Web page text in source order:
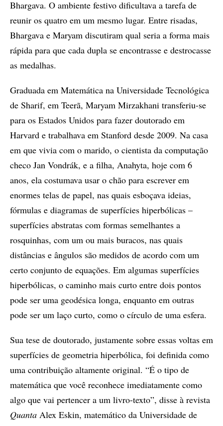
Bhargava. O ambiente festivo dificultava a tarefa de
reunir os quatro em um mesmo lugar. Entre risadas,
Bhargava e Maryam discutiram qual seria a forma mais
rápida para que cada dupla se encontrasse e destrocasse
as medalhas.
Graduada em Matemática na Universidade Tecnológica
de Sharif, em Teerã, Maryam Mirzakhani transferiu-se
para os Estados Unidos para fazer doutorado em
Harvard e trabalhava em Stanford desde 2009. Na casa
em que vivia com o marido, o cientista da computação
checo Jan Vondrák, e a filha, Anahyta, hoje com 6
anos, ela costumava usar o chão para escrever em
enormes telas de papel, nas quais esboçava ideias,
fórmulas e diagramas de superfícies hiperbólicas –
superfícies abstratas com formas semelhantes a
rosquinhas, com um ou mais buracos, nas quais
distâncias e ângulos são medidos de acordo com um
certo conjunto de equações. Em algumas superfícies
hiperbólicas, o caminho mais curto entre dois pontos
pode ser uma geodésica longa, enquanto em outras
pode ser um laço curto, como o círculo de uma esfera.
Sua tese de doutorado, justamente sobre essas voltas em
superfícies de geometria hiperbólica, foi definida como
uma contribuição altamente original. “É o tipo de
matemática que você reconhece imediatamente como
algo que vai pertencer a um livro-texto”, disse à revista
Quanta Alex Eskin, matemático da Universidade de